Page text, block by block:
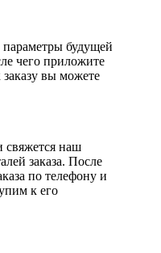
параметры будущей
чего приложите
вы можете
свяжется наш
заказа. После
по телефону и
к его